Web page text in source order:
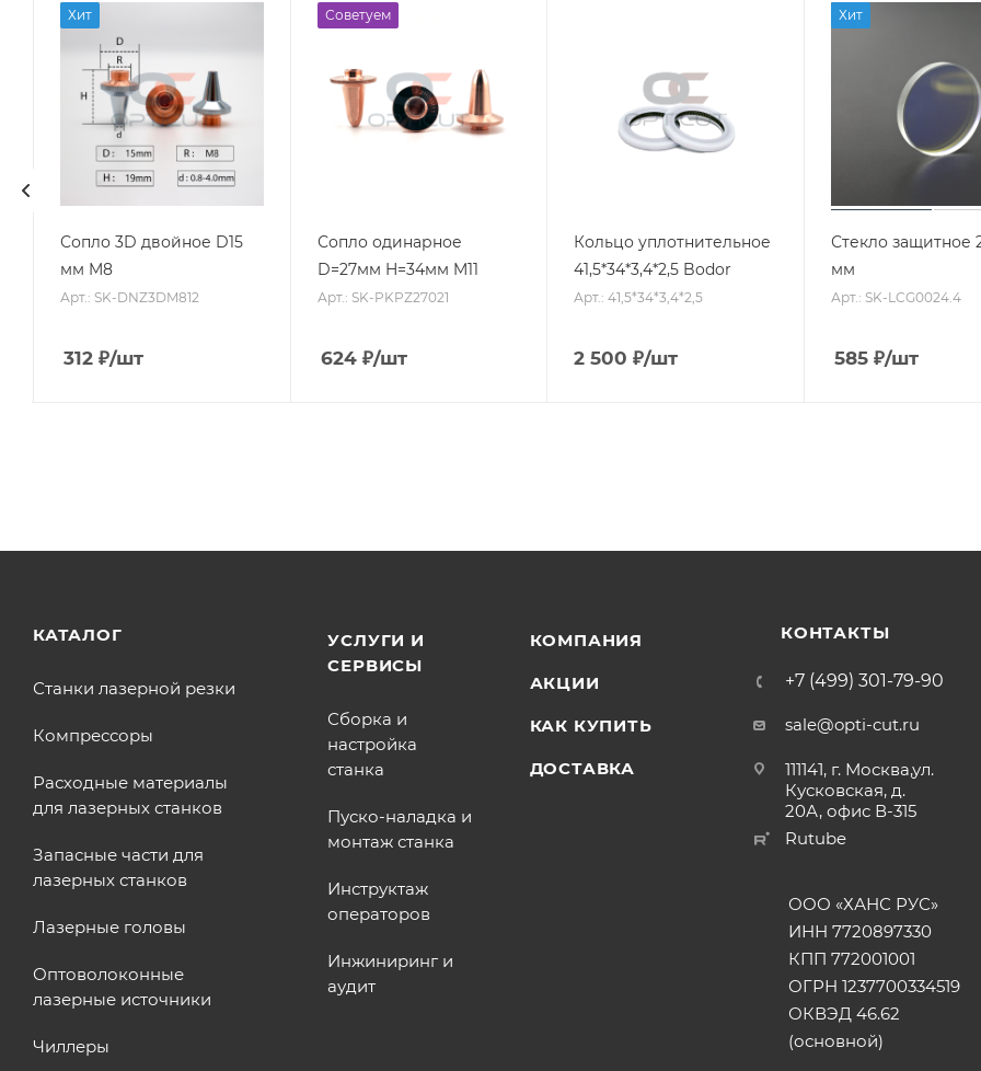
Хит
Сопло 3D двойное D15
мм M8
Арт.: SK-DNZ3DM812
312₽/шт
Советуем
Сопло одинарное
D=27мм H=34мм M11
Арт.: SK-PKPZ27021
624₽/шт
Кольцо уплотнительное
41,5*34*3,4*2,5 Bodor
Арт.: 41,5*34*3,4*2,5
2 500 ₽/шт
Хит
Стекло защитное
мм
Арт.: SK-LCG0024.4
585 ₽/шт
КАТАЛОГ
Станки лазерной резки
Компрессоры
Расходные материалы
для лазерных станков
Запасные части для
лазерных станков
Лазерные головы
Оптоволоконные
лазерные источники
Чиллеры
УСЛУГИ И
СЕРВИСЫ
Сборка и
настройка
станка
Пуско-наладка и
монтаж станка
Инструктаж
операторов
Инжиниринг и
аудит
КОМПАНИЯ
АКЦИИ
КАК КУПИТЬ
ДОСТАВКА
КОНТАКТЫ
+7 (499) 301-79-90
sale@opti-cut.ru
111141, г. Москва,ул.
Кусковская, д.
20А, офис В-315
Rutube
ООО «ХАНС РУС»
ИНН 7720897330
КПП 772001001
ОГРН 1237700334519
ОКВЭД 46.62
(основной)